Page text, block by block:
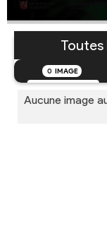
Toutes
0 IMAGE
Aucune image